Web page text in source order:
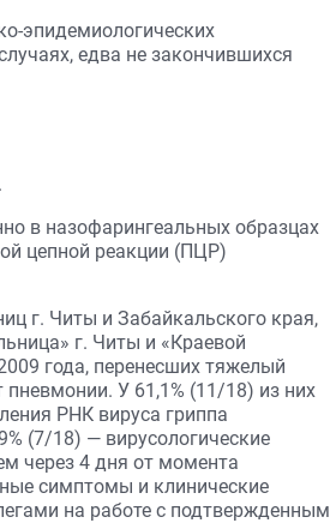
эпидемиологических
едва не закончившихся
в назофарингеальных образцах
цепной реакции (ПЦР)
г. Читы и Забайкальского края,
г. Читы и «Краевой
года, перенесших тяжелый
У 61,1% (11/18) из них
РНК вируса гриппа
(7/18) — вирусологические
через 4 дня от момента
симптомы и клинические
на работе с подтвержденным